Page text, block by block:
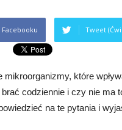
Facebooku Tweet
mikroorganizmy, które
codziennie i czy nie ma
na te pytania i